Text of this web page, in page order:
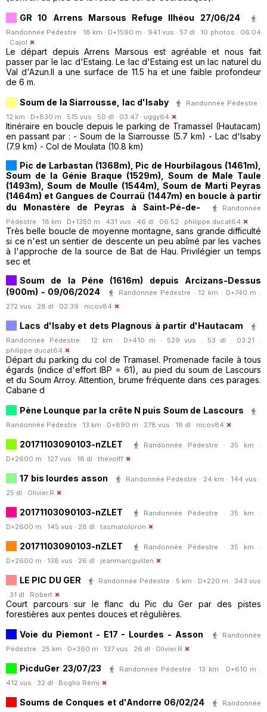
GR 10 Arrens Marsous Refuge Ilhéou 27/06/24
Randonnée Pédestre · 18 km · D+1590 m · 941 vus · 57 dl · 10 photos · 06:04
· Cajol
Le départ depuis Arrens Marsous est agréable et nous fait
passer par le lac d'Estaing. Le lac d'Estaing est un lac naturel du
Val d'Azun.Il a une surface de 11.5 ha et une faible profondeur
de 6 m.
Soum de la Siarrousse, lac d'Isaby
Randonnée Pédestre ·
12 km · D+830 m · 515 vus · 50 dl · 03:47 · uggy64
Itinéraire en boucle depuis le parking de Tramassel (Hautacam)
en passant par : - Soum de la Siarrousse (5.7 km) - Lac d'Isaby
(7.9 km) - Col de Moulata (10.8 km)
Pic de Larbastan (1368m), Pic de Hourbilagous (1461m),
Soum de la Génie Braque (1529m), Soum de Male Taule
(1493m), Soum de Moulle (1544m), Soum de Marti Peyras
(1464m) et Gangues de Courraü (1447m) en boucle à partir
du Monastère de Peyras à Saint-Pé-de-
Randonnée
Pédestre · 18 km · D+1350 m · 431 vus · 46 dl · 06:52 · philippe.ducat64
Très belle boucle de moyenne montagne, sans grande difficulté
si ce n'est un sentier de descente un peu abîmé par les vaches
à l'approche de la source de Bat de Hau. Privilégier un temps
sec et
Soum de la Péne (1616m) depuis Arcizans-Dessus
(900m) - 09/06/2024
Randonnée Pédestre · 12 km · D+740 m ·
272 vus · 28 dl · 02:39 · nicov84
Lacs d'Isaby et dets Plagnous à partir d'Hautacam
Randonnée Pédestre · 12 km · D+410 m · 529 vus · 53 dl · 03:21 ·
philippe.ducat64
Départ du parking du col de Tramasel. Promenade facile à tous
égards (indice d'effort IBP = 61), au pied du soum de Lascours
et du Soum Arroy. Attention, brume fréquente dans ces parages.
Cabane d
Pène Lounque par la crête N puis Soum de Lascours
Randonnée Pédestre · 13 km · D+890 m · 278 vus · 18 dl · nicov84
20171103090103-nZLET
Randonnée Pédestre · 35 km ·
D+2600 m · 127 vus · 18 dl · thevolff
17 bis lourdes asson
Randonnée Pédestre · 24 km · 144 vus ·
25 dl · Olivier.R
20171103090103-nZLET
Randonnée Pédestre · 35 km ·
D+2600 m · 145 vus · 28 dl · tasmaloloron
20171103090103-nZLET
Randonnée Pédestre · 35 km ·
D+2600 m · 138 vus · 26 dl · jeanmarcguillen
LE PIC DU GER
Randonnée Pédestre · 5 km · D+220 m · 343 vus
· 31 dl · Robert
Court parcours sur le flanc du Pic du Ger par des pistes
forestières aux pentes douces et régulières.
Voie du Piemont - E17 - Lourdes - Asson
Randonnée
Pédestre · 25 km · D+360 m · 137 vus · 26 dl · Olivier.R
PicduGer 23/07/23
Randonnée Pédestre · 13 km · D+610 m ·
412 vus · 32 dl · Boglio Rémi
Soums de Conques et d'Andorre 06/02/24
Randonnée